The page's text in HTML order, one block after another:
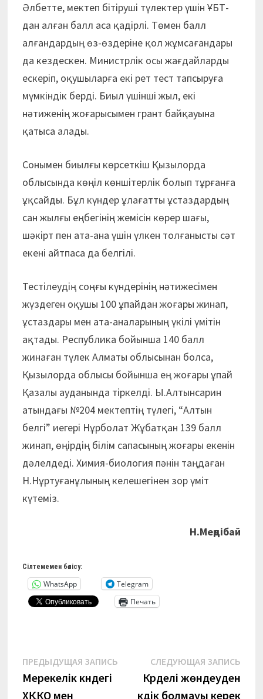
Әлбетте, мектеп бітіруші түлектер үшін ҰБТ-
дан алған балл аса қадірлі. Төмен балл
алғандардың өз-өздеріне қол жұмсағандары
да кездескен. Министрлік осы жағдайларды
ескеріп, оқушыларға екі рет тест тапсыруға
мүмкіндік берді. Биыл үшінші жыл, екі
нәтиженің жоғарысымен грант байқауына
қатыса алады.
Сонымен биылғы көрсеткіш Қызылорда
облысында көңіл көншітерлік болып тұрғанға
ұқсайды. Бұл күндер ұлағатты ұстаздардың
сан жылғы еңбегінің жемісін көрер шағы,
шәкірт пен ата-ана үшін үлкен толғанысты сәт
екені айтпаса да белгілі.
Тестілеудің соңғы күндерінің нәтижесімен
жүздеген оқушы 100 ұпайдан жоғары жинап,
ұстаздары мен ата-аналарының үкілі үмітін
ақтады. Республика бойынша 140 балл
жинаған түлек Алматы облысынан болса,
Қызылорда облысы бойынша ең жоғары ұпай
Қазалы ауданында тіркелді. Ы.Алтынсарин
атындағы №204 мектептің түлегі, “Алтын
белгі” иегері Нұрболат Жұбатқан 139 балл
жинап, өңірдің білім сапасының жоғары екенін
дәлелдеді. Химия-биология пәнін таңдаған
Н.Нұртуғанұлының келешегінен зор үміт
күтеміз.
Н.Меңдібай
Сілтемемен бөлісу:
WhatsApp
Telegram
Печать
Навигация
по
ПРЕДЫДУЩАЯ ЗАПИСЬПредыдущая
запись:
Мерекелік күндегі
ХҚКО мен
СЛЕДУЮЩАЯ ЗАПИСЬ
Күрделі жөндеуден
күдік болмауы керек